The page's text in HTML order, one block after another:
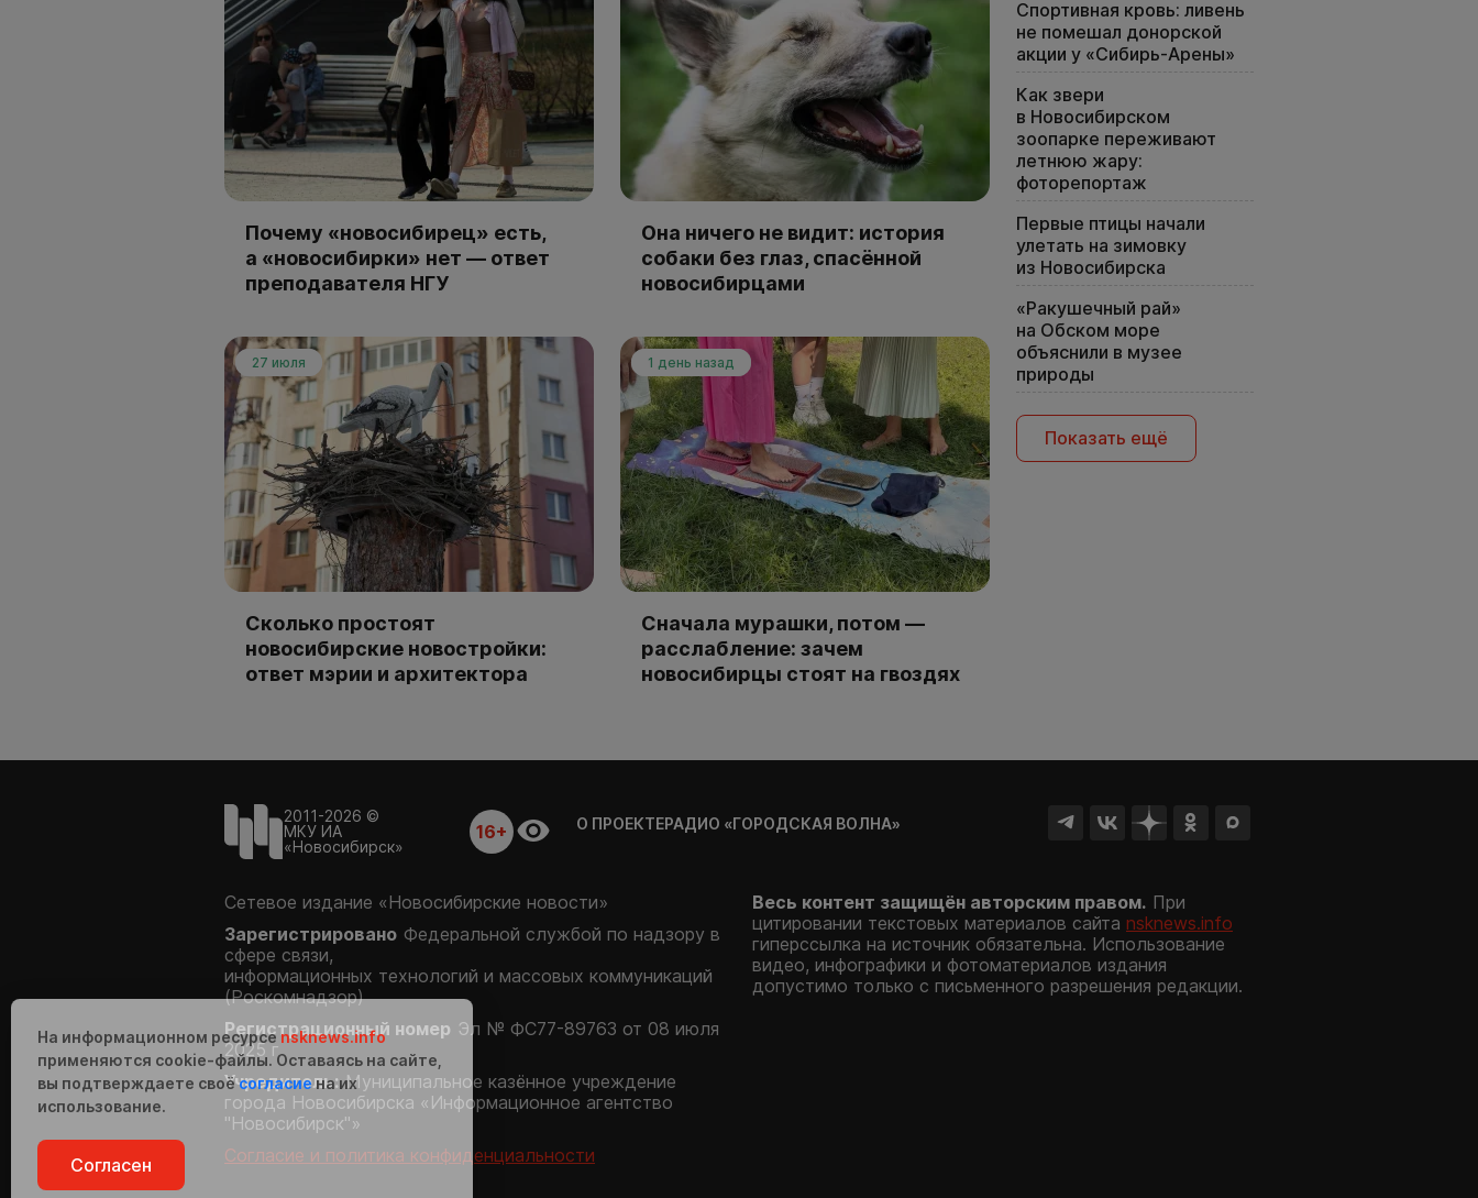
Почему «новосибирец» есть,
а «новосибирки» нет — ответ
преподавателя НГУ
Она ничего не видит: история
собаки без глаз, спасённой
новосибирцами
27 июля
Сколько простоят
новосибирские новостройки:
ответ мэрии и архитектора
1 день назад
Сначала мурашки, потом —
расслабление: зачем
новосибирцы стоят на гвоздях
Спортивная кровь: ливень
не помешал донорской
акции у «Сибирь-Арены»
Как звери
в Новосибирском
зоопарке переживают
летнюю жару:
фоторепортаж
Первые птицы начали
улетать на зимовку
из Новосибирска
«Ракушечный рай»
на Обском море
объяснили в музее
природы
Показать ещё
2011-2026 ©
МКУ ИА
«Новосибирск»
16+ О ПРОЕКТЕРАДИО «ГОРОДСКАЯ ВОЛНА»
Сетевое издание «Новосибирские новости»
Зарегистрировано Федеральной службой по надзору в
сфере связи,
информационных технологий и массовых коммуникаций
(Роскомнадзор)
Регистрационный номер Эл № ФС77-89763 от 08 июля
2025 г.
Учредитель: Муниципальное казённое учреждение
города Новосибирска «Информационное агентство
"Новосибирск"»
Согласие и политика конфиденциальности
Весь контент защищён авторским правом. При
цитировании текстовых материалов сайта nsknews.info
гиперссылка на источник обязательна. Использование
видео, инфографики и фотоматериалов издания
допустимо только с письменного разрешения редакции.
На информационном ресурсе nsknews.info
применяются cookie-файлы. Оставаясь на сайте,
вы подтверждаете своёсогласиена их
использование.
Согласен